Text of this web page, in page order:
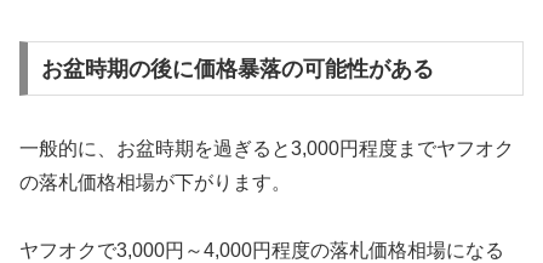
お盆時期の後に価格暴落の可能性がある
一般的に、お盆時期を過ぎると3,000円程度までヤフオク
の落札価格相場が下がります。
ヤフオクで3,000円～4,000円程度の落札価格相場になる